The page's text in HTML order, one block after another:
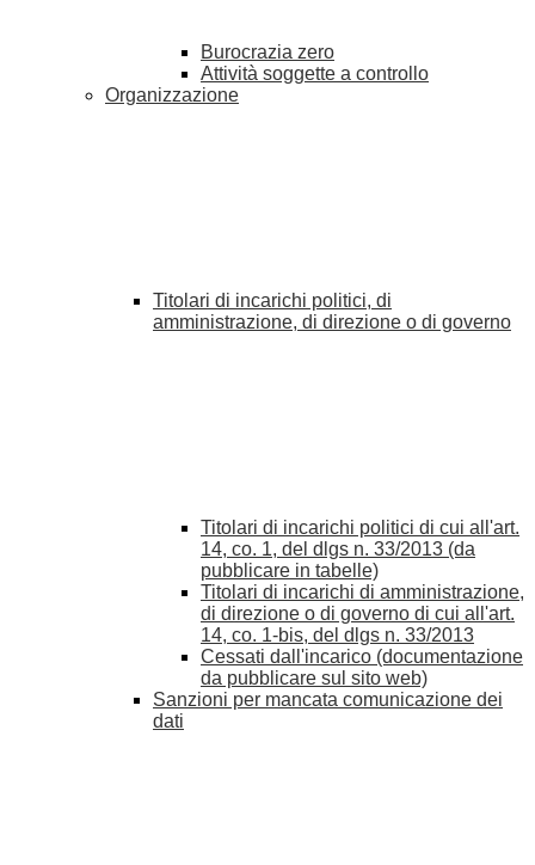
Burocrazia zero
Attività soggette a controllo
Organizzazione
Titolari di incarichi politici, di
amministrazione, di direzione o di governo
Titolari di incarichi politici di cui all'art.
14, co. 1, del dlgs n. 33/2013 (da
pubblicare in tabelle)
Titolari di incarichi di amministrazione,
di direzione o di governo di cui all'art.
14, co. 1-bis, del dlgs n. 33/2013
Cessati dall'incarico (documentazione
da pubblicare sul sito web)
Sanzioni per mancata comunicazione dei
dati